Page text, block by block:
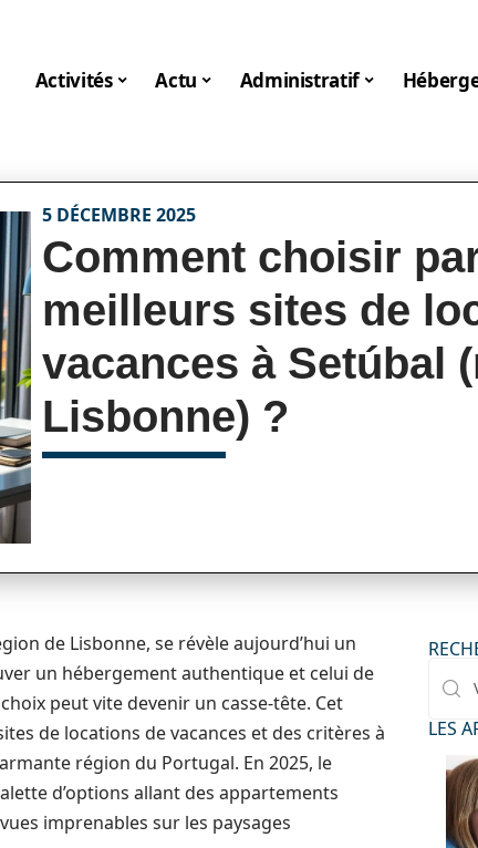
Activités Actu Administratif
5 DÉCEMBRE 2025
Comment choisir
meilleurs sites de
vacances à Setúbal
Lisbonne) ?
de Lisbonne, se révèle aujourd’hui un
un hébergement authentique et celui de
peut vite devenir un casse-tête. Cet
de locations de vacances et des critères à
région du Portugal. En 2025, le
d’options allant des appartements
imprenables sur les paysages
LES